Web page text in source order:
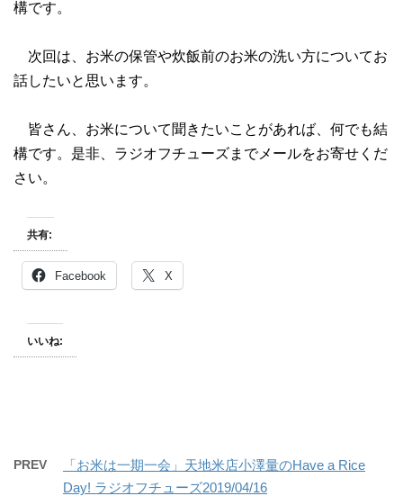
構です。
次回は、お米の保管や炊飯前のお米の洗い方についてお
話したいと思います。
皆さん、お米について聞きたいことがあれば、何でも結
構です。是非、ラジオフチューズまでメールをお寄せくだ
さい。
共有:
Facebook X
いいね:
PREV
「お米は一期一会」天地米店小澤量のHave a Rice
Day! ラジオフチューズ2019/04/16